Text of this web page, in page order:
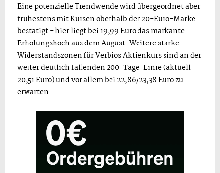
Eine potenzielle Trendwende wird übergeordnet aber
frühestens mit Kursen oberhalb der 20-Euro-Marke
bestätigt - hier liegt bei 19,99 Euro das markante
Erholungshoch aus dem August. Weitere starke
Widerstandszonen für Verbios Aktienkurs sind an der
weiter deutlich fallenden 200-Tage-Linie (aktuell
20,51 Euro) und vor allem bei 22,86/23,38 Euro zu
erwarten.